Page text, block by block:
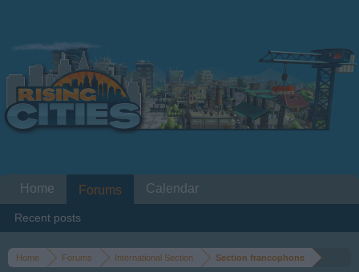
Home Forums International Section Section francophone
Home Forums
Recent posts
Calendar